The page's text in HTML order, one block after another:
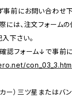
事前にお問い合わせ下
には、注文フォームの
下さい。
認フォーム↓で事前
con_03_3.htm
ー）三ツ星またはバ